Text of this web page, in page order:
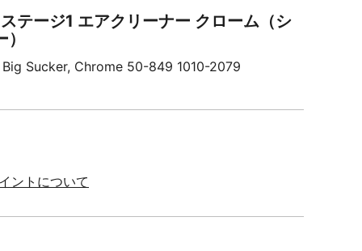
テージ1 エアクリーナー クローム（シ
Sucker, Chrome 50-849 1010-2079
ントについて